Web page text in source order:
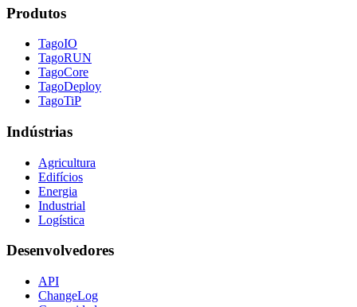
Produtos
TagoIO
TagoRUN
TagoCore
TagoDeploy
TagoTiP
Indústrias
Agricultura
Edifícios
Energia
Industrial
Logística
Desenvolvedores
API
ChangeLog